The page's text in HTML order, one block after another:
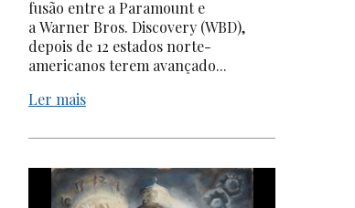
fusão entre a Paramount e
a Warner Bros. Discovery (WBD),
depois de 12 estados norte-
americanos terem avançado...
Ler mais